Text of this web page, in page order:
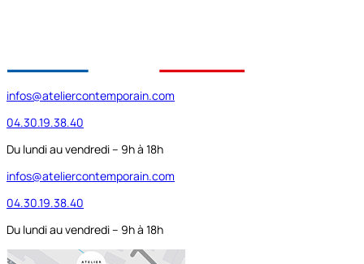
infos@ateliercontemporain.com
04.30.19.38.40
Du lundi au vendredi – 9h à 18h
infos@ateliercontemporain.com
04.30.19.38.40
Du lundi au vendredi – 9h à 18h